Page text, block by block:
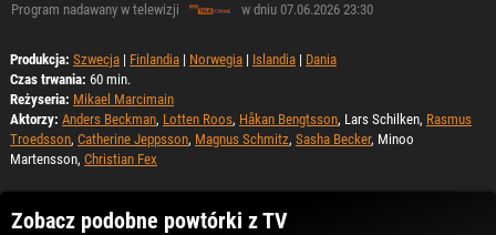
Program nadawany w telewizji w dniu 07.06.2026 23:30
Produkcja: Szwecja | Finlandia | Norwegia | Islandia | Dania
Czas trwania: 60 min.
Reżyseria: Mikael Marcimain
Aktorzy: Anders Beckman, Lotten Roos, Håkan Bengtsson, Lars Schilken, Rasmus
Troedsson, Catherine Jeppsson, Magnus Schmitz, Sasha Becker, Minoo
Martensson, Christian Fex
Zobacz podobne powtórki z TV